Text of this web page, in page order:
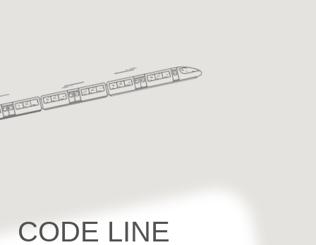
CODE LINE